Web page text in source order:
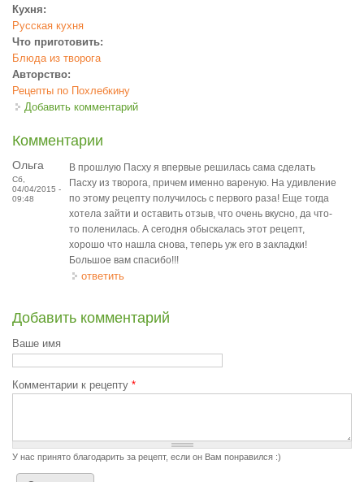
Кухня:
Русская кухня
Что приготовить:
Блюда из творога
Авторство:
Рецепты по Похлебкину
Добавить комментарий
Комментарии
Ольга
Сб,
04/04/2015 -
09:48
В прошлую Пасху я впервые решилась сама сделать
Пасху из творога, причем именно вареную. На удивление
по этому рецепту получилось с первого раза! Еще тогда
хотела зайти и оставить отзыв, что очень вкусно, да что-
то поленилась. А сегодня обыскалась этот рецепт,
хорошо что нашла снова, теперь уж его в закладки!
Большое вам спасибо!!!
ответить
Добавить комментарий
Ваше имя
Комментарии к рецепту *
У нас принято благодарить за рецепт, если он Вам понравился :)